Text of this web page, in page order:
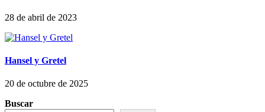
28 de abril de 2023
Hansel y Gretel
20 de octubre de 2025
Buscar